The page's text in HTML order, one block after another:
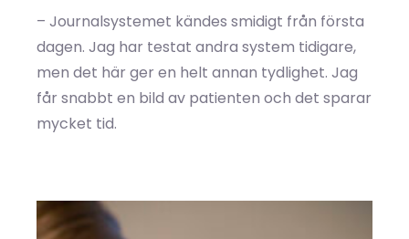
– Journalsystemet kändes smidigt från första
dagen. Jag har testat andra system tidigare,
men det här ger en helt annan tydlighet. Jag
får snabbt en bild av patienten och det sparar
mycket tid.